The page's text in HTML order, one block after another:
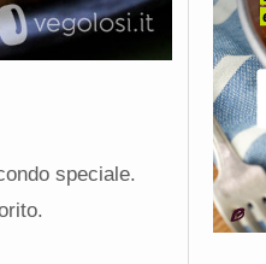
speciale.